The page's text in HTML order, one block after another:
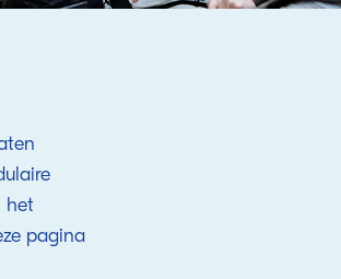
het
pagina